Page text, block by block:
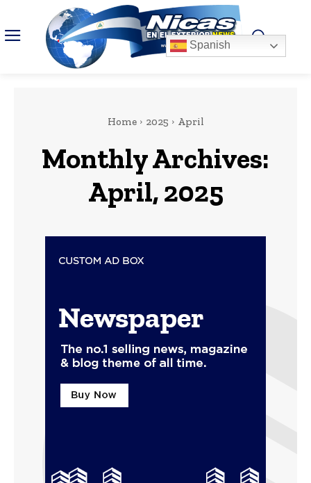
Home 2025 April
Monthly Archives:
April, 2025
Spanish